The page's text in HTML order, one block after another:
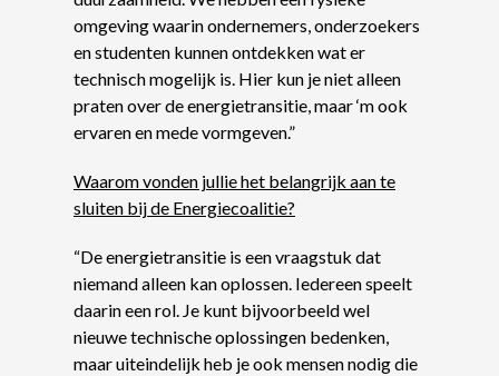
omgeving waarin ondernemers, onderzoekers
en studenten kunnen ontdekken wat er
technisch mogelijk is. Hier kun je niet alleen
praten over de energietransitie, maar ‘m ook
ervaren en mede vormgeven.”
Waarom vonden jullie het belangrijk aan te
sluiten bij de Energiecoalitie?
“De energietransitie is een vraagstuk dat
niemand alleen kan oplossen. Iedereen speelt
daarin een rol. Je kunt bijvoorbeeld wel
nieuwe technische oplossingen bedenken,
maar uiteindelijk heb je ook mensen nodig die